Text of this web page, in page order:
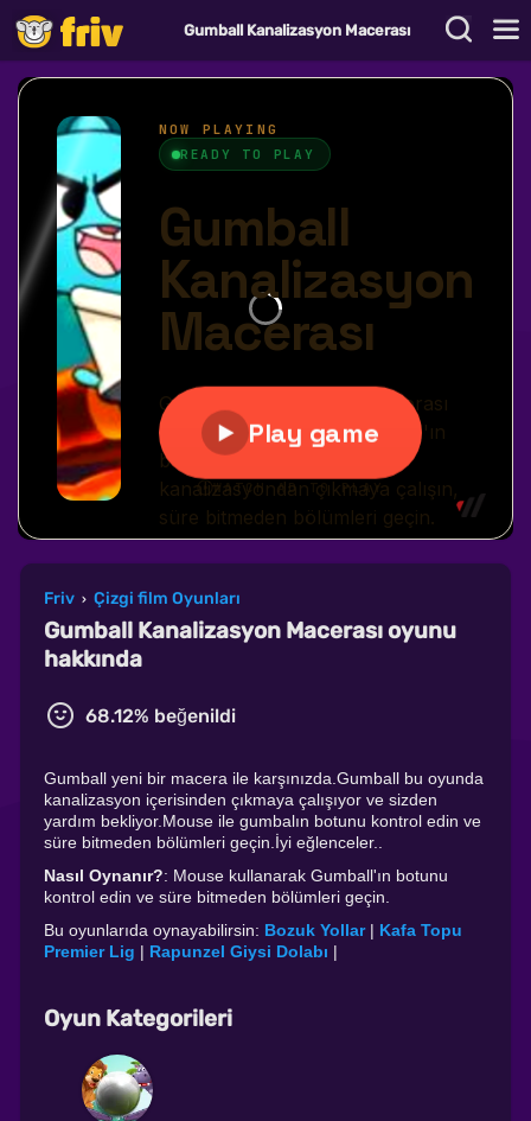
Gumball Kanalizasyon Macerası
Friv › Çizgi film Oyunları
Gumball Kanalizasyon Macerası oyunu
hakkında
68.12% beğenildi
Gumball yeni bir macera ile karşınızda.Gumball bu oyunda
kanalizasyon içerisinden çıkmaya çalışıyor ve sizden
yardım bekliyor.Mouse ile gumbalın botunu kontrol edin ve
süre bitmeden bölümleri geçin.İyi eğlenceler..
Nasıl Oynanır?: Mouse kullanarak Gumball'ın botunu
kontrol edin ve süre bitmeden bölümleri geçin.
Bu oyunlarıda oynayabilirsin: Bozuk Yollar | Kafa Topu
Premier Lig | Rapunzel Giysi Dolabı |
Oyun Kategorileri